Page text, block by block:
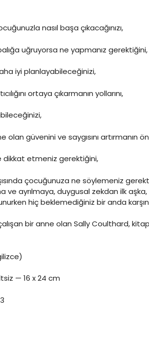
nasıl başa çıkacağınızı,
uğruyorsa ne yapmanız gerektiğini,
iyi planlayabileceğinizi,
ortaya çıkarmanın yollarını,
olan güvenini ve saygısını artırmanın
dikkat etmeniz gerektiğini,
çocuğunuza ne söylemeniz
ve ayrılmaya, duygusal zekdan ilk
hiç beklemediğiniz bir anda
bir anne olan Sally Coulthard,
— 16 x 24 cm